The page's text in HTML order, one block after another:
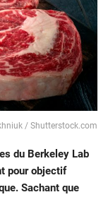
/ Shutterstock.com
du Berkeley Lab
pour objectif
Sachant que